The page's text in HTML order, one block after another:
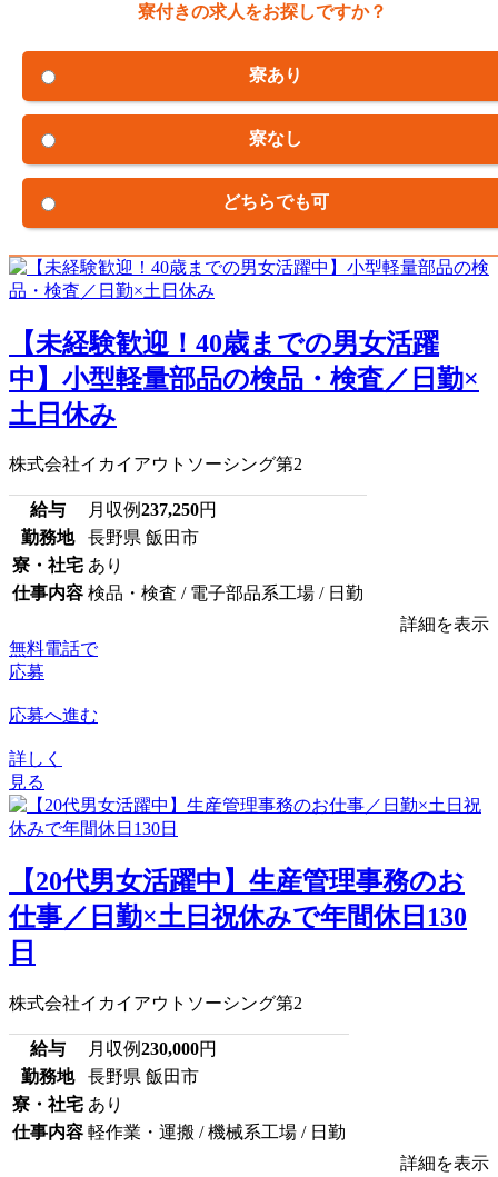
寮付きの求人をお探しですか？
寮あり
寮なし
どちらでも可
【未経験歓迎！40歳までの男女活躍
中】小型軽量部品の検品・検査／日勤×
土日休み
株式会社イカイアウトソーシング第2
給与 月収例237,250円
勤務地
長野県 飯田市
寮・社宅 あり
仕事内容 検品・検査 / 電子部品系工場 / 日勤
詳細を表示
無料電話で
応募
応募へ進む
詳しく
見る
【20代男女活躍中】生産管理事務のお
仕事／日勤×土日祝休みで年間休日130
日
株式会社イカイアウトソーシング第2
給与 月収例230,000円
勤務地
長野県 飯田市
寮・社宅 あり
仕事内容 軽作業・運搬 / 機械系工場 / 日勤
詳細を表示